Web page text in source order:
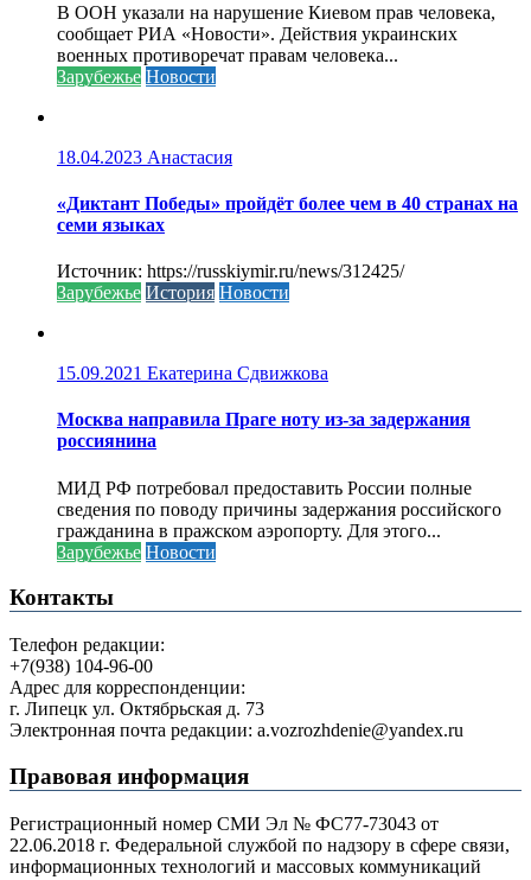
В ООН указали на нарушение Киевом прав человека,
сообщает РИА «Новости». Действия украинских
военных противоречат правам человека...
Зарубежье Новости
18.04.2023 Анастасия
«Диктант Победы» пройдёт более чем в 40 странах на
семи языках
Источник: https://russkiymir.ru/news/312425/
Зарубежье История Новости
15.09.2021 Екатерина Сдвижкова
Москва направила Праге ноту из-за задержания
россиянина
МИД РФ потребовал предоставить России полные
сведения по поводу причины задержания российского
гражданина в пражском аэропорту. Для этого...
Зарубежье Новости
Контакты
Телефон редакции:
+7(938) 104-96-00
Адрес для корреспонденции:
г. Липецк ул. Октябрьская д. 73
Электронная почта редакции: a.vozrozhdenie@yandex.ru
Правовая информация
Регистрационный номер СМИ Эл № ФС77-73043 от
22.06.2018 г. Федеральной службой по надзору в сфере связи,
информационных технологий и массовых коммуникаций